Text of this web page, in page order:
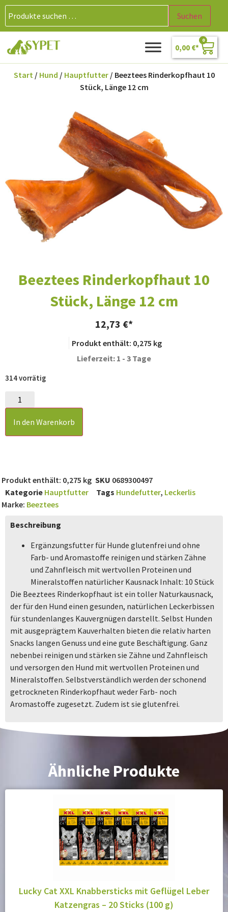
Suchen
0,00 €
0
Start/ Hund / Hauptfutter/ Beeztees Rinderkopfhaut 10
Stück, Länge 12 cm
Beeztees Rinderkopfhaut 10
Stück, Länge 12 cm
12,73 €
Produkt enthält: 0,275 kg
Lieferzeit: 1 - 3 Tage
314 vorrätig
In den Warenkorb
Produkt enthält: 0,275 kg SKU 0689300497
Kategorie Hauptfutter Tags Hundefutter, Leckerlis
Marke: Beeztees
Beschreibung
Ergänzungsfutter für Hunde glutenfrei und ohne
Farb- und Aromastoffe reinigen und stärken Zähne
und Zahnfleisch mit wertvollen Proteinen und
Mineralstoffen natürlicher Kausnack Inhalt: 10 Stück
Die Beeztees Rinderkopfhaut ist ein toller Naturkausnack,
der für den Hund einen gesunden, natürlichen Leckerbissen
für stundenlanges Kauvergnügen darstellt. Selbst Hunden
mit ausgeprägtem Kauverhalten bieten die relativ harten
Snacks langen Genuss und eine gute Beschäftigung. Ganz
nebenbei reinigen und stärken sie Zähne und Zahnfleisch
und versorgen den Hund mit wertvollen Proteinen und
Mineralstoffen. Selbstverständlich werden der schonend
getrockneten Rinderkopfhaut weder Farb- noch
Aromastoffe zugesetzt. Zudem ist sie glutenfrei.
Ähnliche Produkte
Lucky Cat XXL Knabbersticks mit Geflügel Leber
Katzengras – 20 Sticks (100 g)